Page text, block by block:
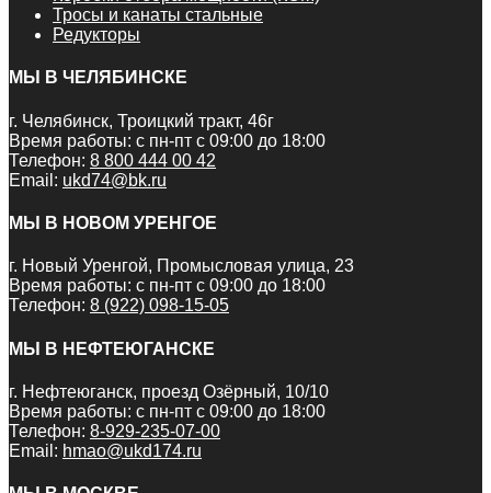
Тросы и канаты стальные
Редукторы
МЫ В ЧЕЛЯБИНСКЕ
г. Челябинск, Троицкий тракт, 46г
Время работы: с пн-пт с 09:00 до 18:00
Телефон: 8 800 444 00 42
Email: ukd74@bk.ru
МЫ В НОВОМ УРЕНГОЕ
г. Новый Уренгой, Промысловая улица, 23
Время работы: с пн-пт с 09:00 до 18:00
Телефон: 8 (922) 098-15-05
МЫ В НЕФТЕЮГАНСКЕ
г. Нефтеюганск, проезд Озёрный, 10/10
Время работы: с пн-пт с 09:00 до 18:00
Телефон: 8-929-235-07-00
Email: hmao@ukd174.ru